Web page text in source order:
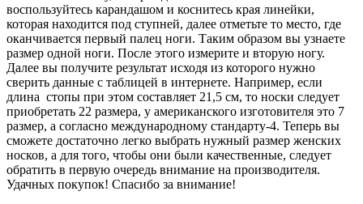
воспользуйтесь карандашом и коснитесь края линейки,
которая находится под ступней, далее отметьте то место, где
оканчивается первый палец ноги. Таким образом вы узнаете
размер одной ноги. После этого измерите и вторую ногу.
Далее вы получите результат исходя из которого нужно
сверить данные с таблицей в интернете. Например, если
длина стопы при этом составляет 21,5 см, то носки следует
приобретать 22 размера, у американского изготовителя это 7
размер, а согласно международному стандарту-4. Теперь вы
сможете достаточно легко выбрать нужный размер женских
носков, а для того, чтобы они были качественные, следует
обратить в первую очередь внимание на производителя.
Удачных покупок! Спасибо за внимание!